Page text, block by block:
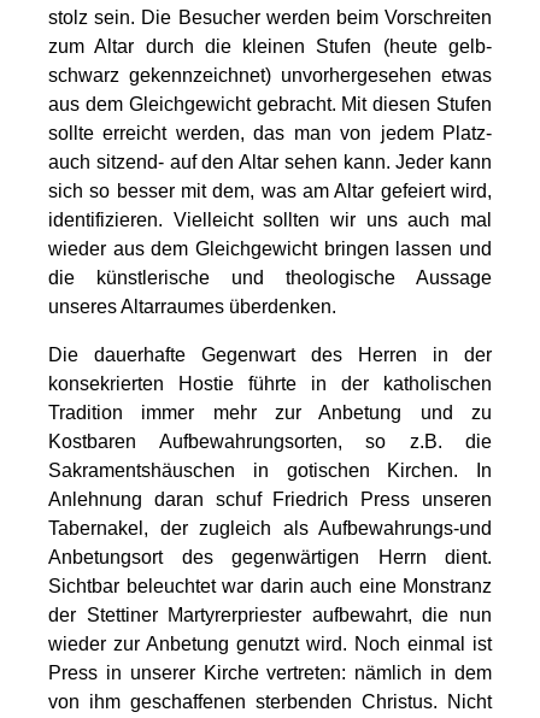
stolz sein. Die Besucher werden beim Vorschreiten
zum Altar durch die kleinen Stufen (heute gelb-
schwarz gekennzeichnet) unvorhergesehen etwas
aus dem Gleichgewicht gebracht. Mit diesen Stufen
sollte erreicht werden, das man von jedem Platz-
auch sitzend- auf den Altar sehen kann. Jeder kann
sich so besser mit dem, was am Altar gefeiert wird,
identifizieren. Vielleicht sollten wir uns auch mal
wieder aus dem Gleichgewicht bringen lassen und
die künstlerische und theologische Aussage
unseres Altarraumes überdenken.
Die dauerhafte Gegenwart des Herren in der
konsekrierten Hostie führte in der katholischen
Tradition immer mehr zur Anbetung und zu
Kostbaren Aufbewahrungsorten, so z.B. die
Sakramentshäuschen in gotischen Kirchen. In
Anlehnung daran schuf Friedrich Press unseren
Tabernakel, der zugleich als Aufbewahrungs-und
Anbetungsort des gegenwärtigen Herrn dient.
Sichtbar beleuchtet war darin auch eine Monstranz
der Stettiner Martyrerpriester aufbewahrt, die nun
wieder zur Anbetung genutzt wird. Noch einmal ist
Press in unserer Kirche vertreten: nämlich in dem
von ihm geschaffenen sterbenden Christus. Nicht